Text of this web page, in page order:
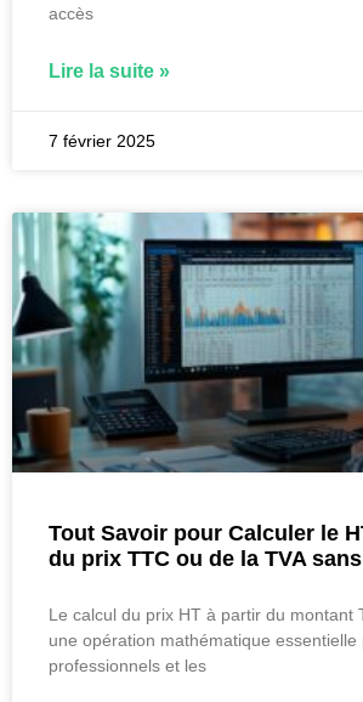
accès
Lire la suite »
7 février 2025
Tout Savoir pour Calculer le
du prix TTC ou de la TVA
Le calcul du prix HT à partir du montant
une opération mathématique essentielle
professionnels et les